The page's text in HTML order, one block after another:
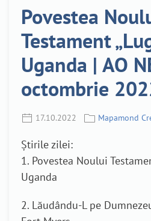
Povestea
Testament
Uganda | AO
octombrie
17.10.2022 Mapamond
Știrile zilei:
1. Povestea Noului
Uganda
2. Lăudându-L pe